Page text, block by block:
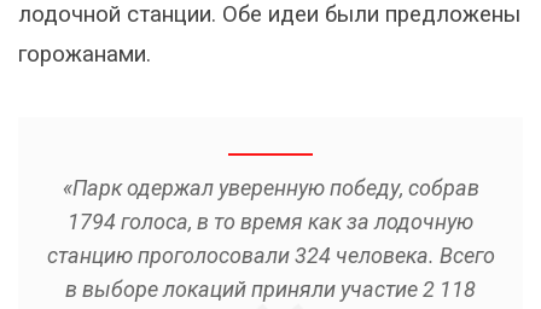
лодочной станции. Обе идеи были предложены
горожанами.
«Парк одержал уверенную победу, собрав
1794 голоса, в то время как за лодочную
станцию проголосовали 324 человека. Всего
в выборе локаций приняли участие 2 118